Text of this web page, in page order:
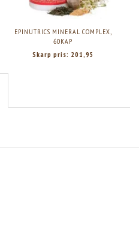
EPINUTRICS MINERAL COMPLEX,
60KAP
Skarp pris: 201,95